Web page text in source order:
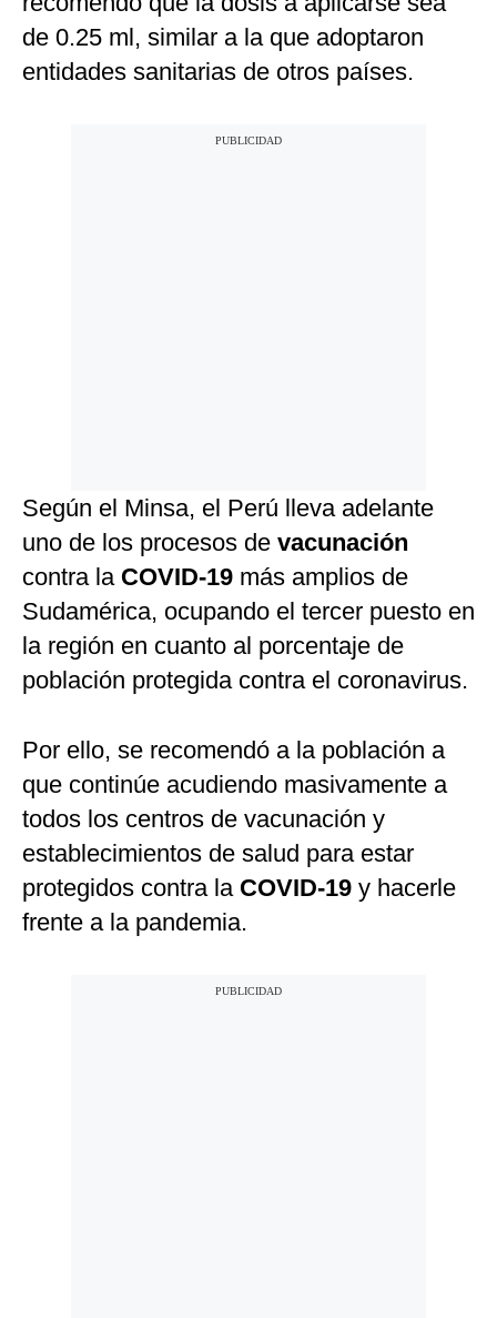
de 0.25 ml, similar a la que adoptaron
entidades sanitarias de otros países.
Según el Minsa, el Perú lleva adelante
uno de los procesos de vacunación
contra la COVID-19 más amplios de
Sudamérica, ocupando el tercer puesto en
la región en cuanto al porcentaje de
población protegida contra el coronavirus.
Por ello, se recomendó a la población a
que continúe acudiendo masivamente a
todos los centros de vacunación y
establecimientos de salud para estar
protegidos contra la COVID-19 y hacerle
frente a la pandemia.